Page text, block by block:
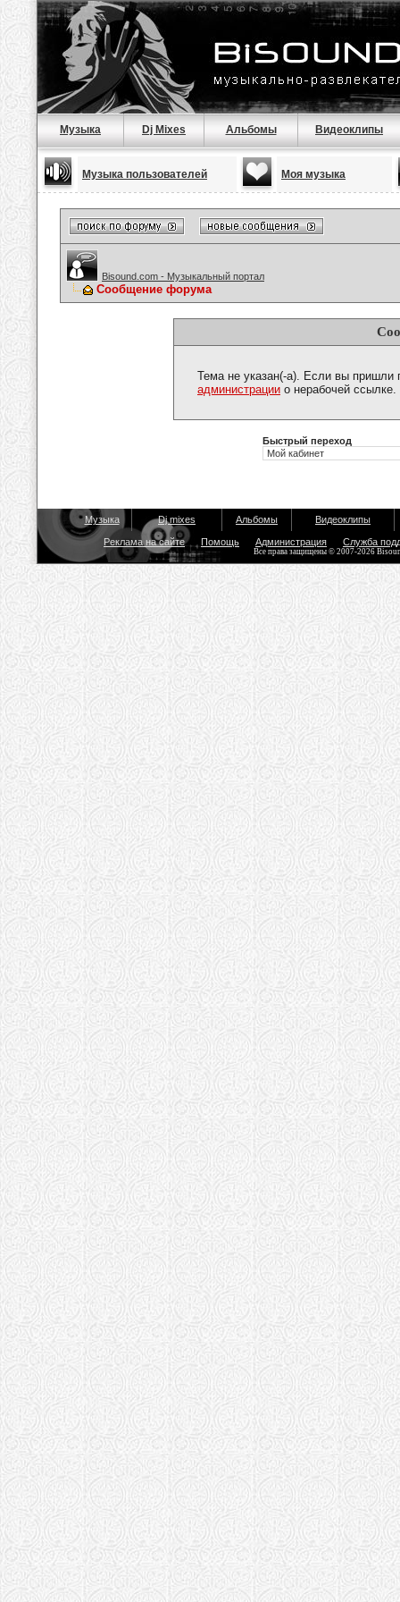
Музыка Dj Mixes Альбомы Видеоклипы
Музыка пользователей Моя музыка
Bisound.com - Музыкальный портал
Сообщение форума
Тема не указан(-а). Если вы пришли
администрации о нерабочей ссылке.
Быстрый переход
Музыка Dj mixes Альбомы Видеоклипы
Реклама на сайте Помощь Администрация Служба
Все права защищены © 2007-2026